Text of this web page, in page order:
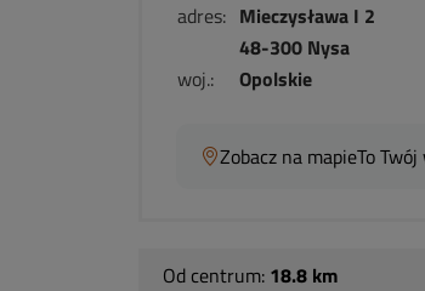
adres: Mieczysława I 2
48-300 Nysa
woj.:
Opolskie
Zobacz na mapieTo
Od centrum: 18.8 km